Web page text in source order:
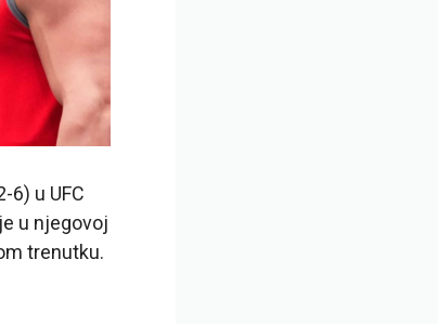
6) u UFC
u njegovoj
trenutku.